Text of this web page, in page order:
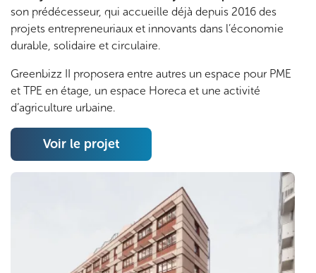
e
n
t
i
e
l
son prédécesseur, qui accueille déjà depuis 2016 des
projets entrepreneuriaux et innovants dans l’économie
durable, solidaire et circulaire.
Greenbizz II proposera entre autres un espace pour PME
et TPE en étage, un espace Horeca et une activité
d’agriculture urbaine.
Voir le projet